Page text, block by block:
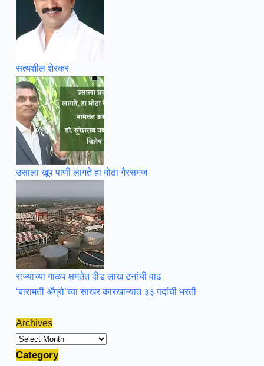
सत्यशील शेरकर
उसाला खूप पाणी लागते हा मोठा गैरसमज
राज्याच्या गाळप क्षमतेत दीड लाख टनांची वाढ
‘बारामती ॲग्रो’च्या साखर कारखान्यात ३३ पदांची भरती
Archives
Archives
Category